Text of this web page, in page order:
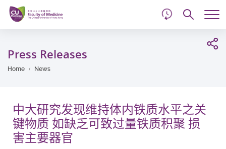
Skip
main
content
Press Releases
Home News
中大研究发现维持体内铁质水平之关
键物质 如缺乏可致过量铁质积聚 损
害主要器官